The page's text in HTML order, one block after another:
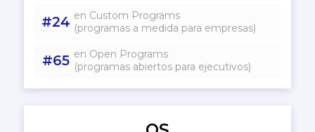
#24 en Custom Programs
(programas a medida para empresas)
#65 en Open Programs
(programas abiertos para ejecutivos)